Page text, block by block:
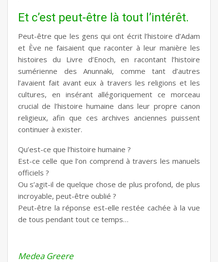
Et c’est peut-être là tout l’intérêt.
Peut-être que les gens qui ont écrit l’histoire d’Adam
et Ève ne faisaient que raconter à leur manière les
histoires du Livre d’Enoch, en racontant l’histoire
sumérienne des Anunnaki, comme tant d’autres
l’avaient fait avant eux à travers les religions et les
cultures, en insérant allégoriquement ce morceau
crucial de l’histoire humaine dans leur propre canon
religieux, afin que ces archives anciennes puissent
continuer à exister.
Qu’est-ce que l’histoire humaine ?
Est-ce celle que l’on comprend à travers les manuels
officiels ?
Ou s’agit-il de quelque chose de plus profond, de plus
incroyable, peut-être oublié ?
Peut-être la réponse est-elle restée cachée à la vue
de tous pendant tout ce temps…
Medea Greere